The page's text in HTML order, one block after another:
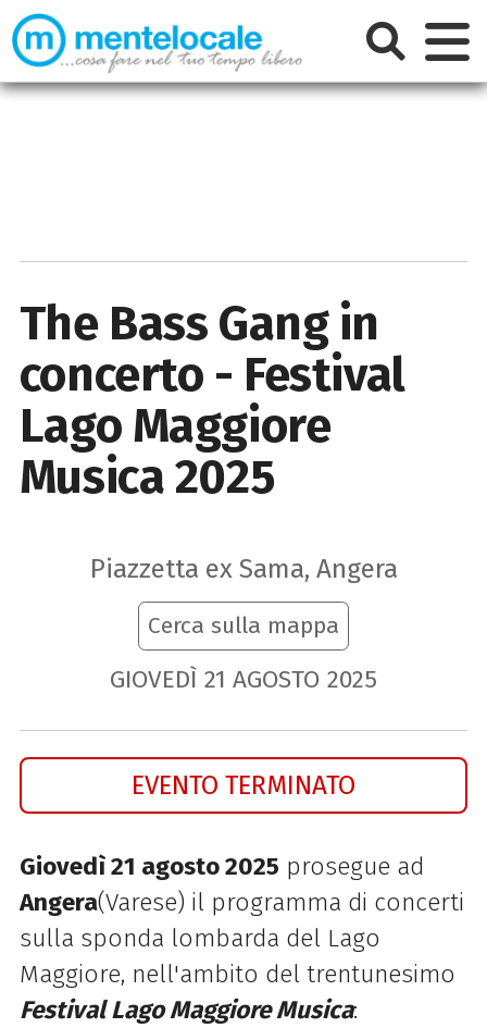
The Bass Gang in
concerto - Festival
Lago Maggiore
Musica 2025
Piazzetta ex Sama, Angera
Cerca sulla mappa
GIOVEDÌ 21 AGOSTO 2025
EVENTO TERMINATO
Giovedì 21 agosto 2025 prosegue ad
Angera(Varese) il programma di concerti
sulla sponda lombarda del Lago
Maggiore, nell'ambito del trentunesimo
Festival Lago Maggiore Musica: